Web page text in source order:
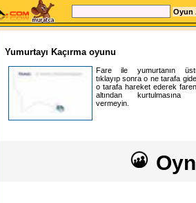
Yumurtayı Kaçırma oyunu
Fare ile yumurtanın
tıklayıp sonra o ne tarafa
o tarafa hareket ederek
altından kurtulmasına
vermeyin.